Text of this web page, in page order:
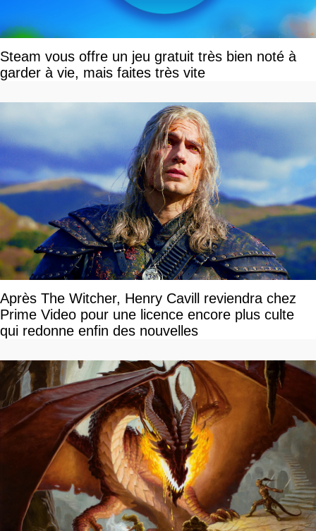
Steam vous offre un jeu gratuit très bien noté à
garder à vie, mais faites très vite
Après The Witcher, Henry Cavill reviendra chez
Prime Video pour une licence encore plus culte
qui redonne enfin des nouvelles